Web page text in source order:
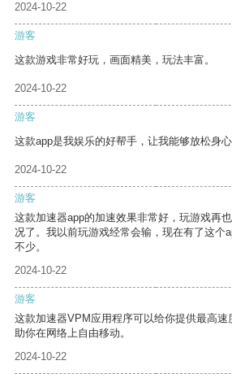
2024-10-22
游客
这款游戏非常好玩，画面精美，玩法丰富。
2024-10-22
游客
这款app是我娱乐的好帮手，让我能够放松身心
2024-10-22
游客
这款加速器app的加速效果非常好，玩游戏再
况了。我以前玩游戏经常会输，现在有了这个
不少。
2024-10-22
游客
这款加速器VPM应用程序可以给你提供最高
助你在网络上自由移动。
2024-10-22